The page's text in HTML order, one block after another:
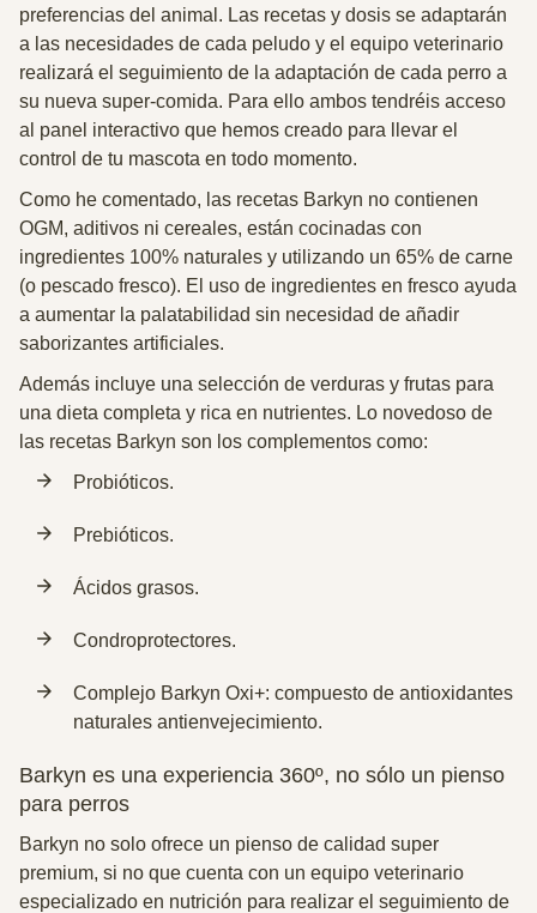
preferencias del animal. Las recetas y dosis se adaptarán
a las necesidades de cada peludo y el equipo veterinario
realizará el seguimiento de la adaptación de cada perro a
su nueva super-comida. Para ello ambos tendréis acceso
al panel interactivo que hemos creado para llevar el
control de tu mascota en todo momento.
Como he comentado, las recetas Barkyn no contienen
OGM, aditivos ni cereales, están cocinadas con
ingredientes 100% naturales y utilizando un 65% de carne
(o pescado fresco). El uso de ingredientes en fresco ayuda
a aumentar la palatabilidad sin necesidad de añadir
saborizantes artificiales.
Además incluye una selección de verduras y frutas para
una dieta completa y rica en nutrientes. Lo novedoso de
las recetas Barkyn son los complementos como:
Probióticos.
Prebióticos.
Ácidos grasos.
Condroprotectores.
Complejo Barkyn Oxi+: compuesto de antioxidantes
naturales antienvejecimiento.
Barkyn es una experiencia 360º, no sólo un pienso
para perros
Barkyn no solo ofrece un pienso de calidad super
premium, si no que cuenta con un equipo veterinario
especializado en nutrición para realizar el seguimiento de